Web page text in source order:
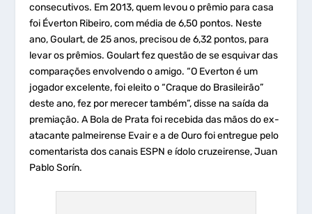
consecutivos. Em 2013, quem levou o prêmio para casa
foi Éverton Ribeiro, com média de 6,50 pontos. Neste
ano, Goulart, de 25 anos, precisou de 6,32 pontos, para
levar os prêmios. Goulart fez questão de se esquivar das
comparações envolvendo o amigo. “O Everton é um
jogador excelente, foi eleito o “Craque do Brasileirão”
deste ano, fez por merecer também”, disse na saída da
premiação. A Bola de Prata foi recebida das mãos do ex-
atacante palmeirense Evair e a de Ouro foi entregue pelo
comentarista dos canais ESPN e ídolo cruzeirense, Juan
Pablo Sorín.